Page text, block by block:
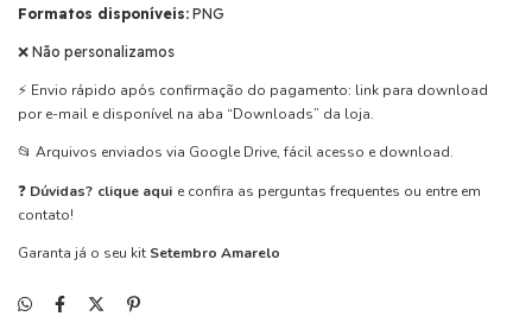
Formatos disponíveis: PNG
❌ Não personalizamos
⚡ Envio rápido após confirmação do pagamento: link para download
por e-mail e disponível na aba “Downloads” da loja.
📂 Arquivos enviados via Google Drive, fácil acesso e download.
❓ Dúvidas? clique aqui e confira as perguntas frequentes ou entre em
contato!
Garanta já o seu kit Setembro Amarelo